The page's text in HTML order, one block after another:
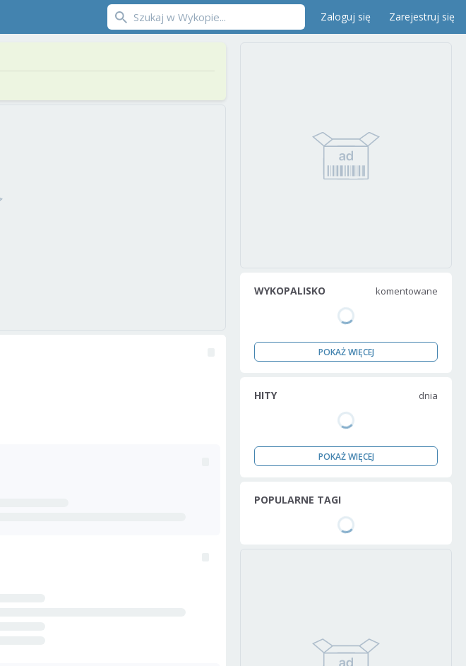
Zaloguj się Zarejestruj się
WYKOPALISKO komentowane
POKAŻ WIĘCEJ
HITY dnia
POKAŻ WIĘCEJ
POPULARNE TAGI